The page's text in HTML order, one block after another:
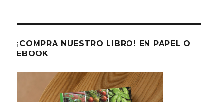
¡COMPRA NUESTRO LIBRO! EN PAPEL O
EBOOK